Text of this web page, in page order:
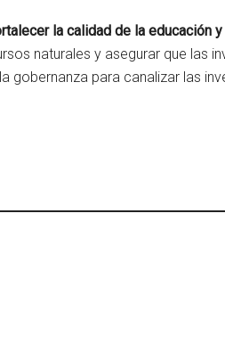
la calidad de la educación
naturales y asegurar que las
gobernanza para canalizar las